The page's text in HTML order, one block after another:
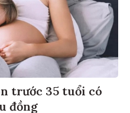
trước 35 tuổi có
đồng